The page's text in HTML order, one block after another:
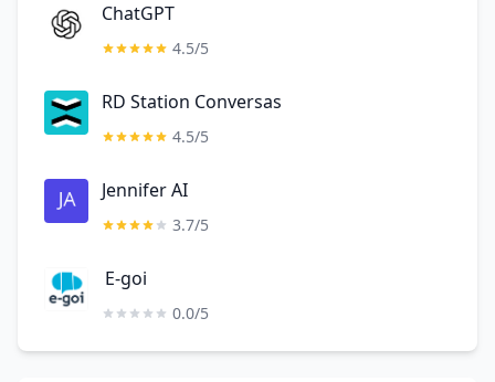
ChatGPT
4.5/5
RD Station Conversas
4.5/5
Jennifer AI
3.7/5
E-goi
0.0/5